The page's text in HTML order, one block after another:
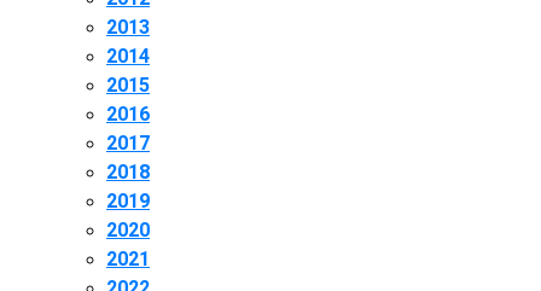
2013
2014
2015
2016
2017
2018
2019
2020
2021